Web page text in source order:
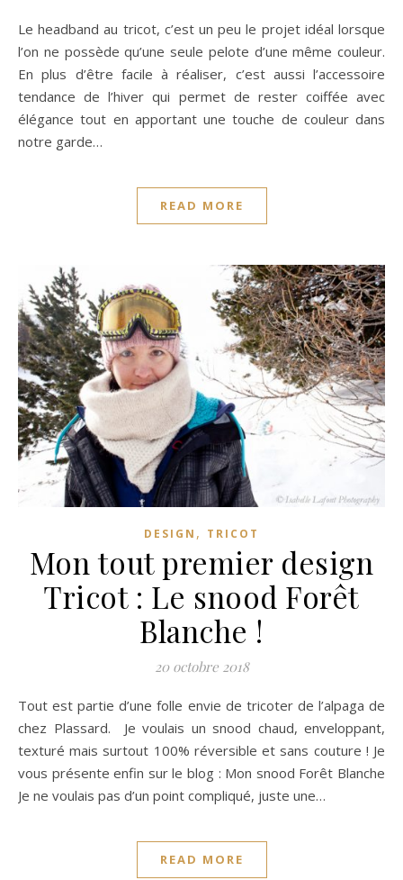
Le headband au tricot, c’est un peu le projet idéal lorsque
l’on ne possède qu’une seule pelote d’une même couleur.
En plus d’être facile à réaliser, c’est aussi l’accessoire
tendance de l’hiver qui permet de rester coiffée avec
élégance tout en apportant une touche de couleur dans
notre garde…
READ MORE
DESIGN , TRICOT
Mon tout premier design
Tricot : Le snood Forêt
Blanche !
20 octobre 2018
Tout est partie d’une folle envie de tricoter de l’alpaga de
chez Plassard. Je voulais un snood chaud, enveloppant,
texturé mais surtout 100% réversible et sans couture ! Je
vous présente enfin sur le blog : Mon snood Forêt Blanche
Je ne voulais pas d’un point compliqué, juste une…
READ MORE